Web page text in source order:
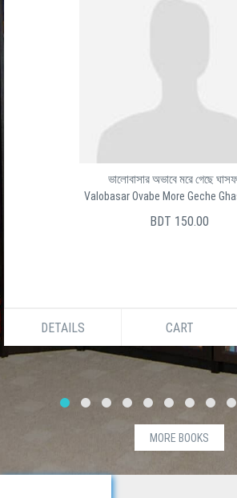
Baro Ghater Shesh Ghat
বার ঘাটের শেষ ঘাট
সালেক উদ্দীন
DETAILS CART
MORE BOOKS